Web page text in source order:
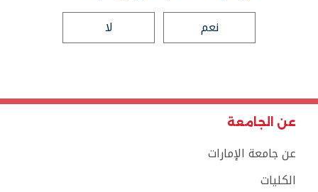
نعم لا
عن الجامعة
عن جامعة الإمارات
الكليات